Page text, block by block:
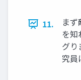
11.
ま
を
グり
究員